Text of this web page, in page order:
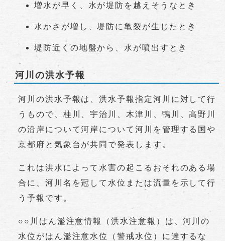
増水が早く、水が堤防を越えそうなとき
水かさが増し、堤防に亀裂が生じたとき
堤防近くの地盤から、水が噴出すとき
河川の洪水予報
河川の洪水予報は、洪水予報指定河川に対して行
うもので、桂川、宇治川、木津川、鴨川、高野川
の沿岸について河岸について河川を管理する国や
京都府と気象台が共同で発表します。
これは洪水によって水害の起こるおそれのある場
合に、河川名を冠して水位または流量を示して行
う予報です。
○○川はん濫注意情報（洪水注意報）は、河川の
水位がはん濫注意水位（警戒水位）に達するな